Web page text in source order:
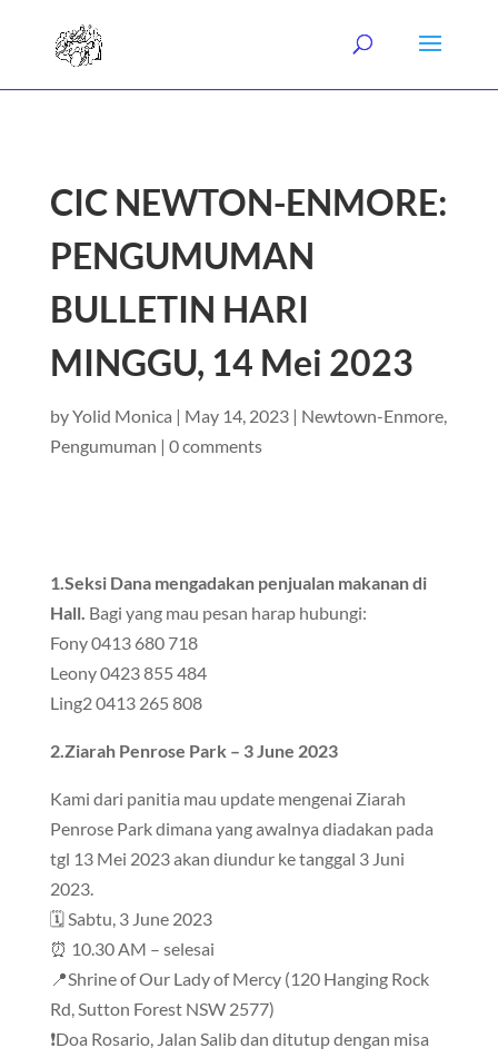
CIC NEWTON-ENMORE:
PENGUMUMAN
BULLETIN HARI
MINGGU, 14 Mei 2023
byYolid Monica | May 14, 2023| Newtown-Enmore,
Pengumuman | 0 comments
1.Seksi Dana mengadakan penjualan makanan di
Hall. Bagi yang mau pesan harap hubungi:
Fony 0413 680 718
Leony 0423 855 484
Ling2 0413 265 808
2.Ziarah Penrose Park – 3 June 2023
Kami dari panitia mau update mengenai Ziarah
Penrose Park dimana yang awalnya diadakan pada
tgl 13 Mei 2023 akan diundur ke tanggal 3 Juni
2023.
🗓 Sabtu, 3 June 2023
⏰ 10.30 AM – selesai
📍Shrine of Our Lady of Mercy (120 Hanging Rock
Rd, Sutton Forest NSW 2577)
❗Doa Rosario, Jalan Salib dan ditutup dengan misa